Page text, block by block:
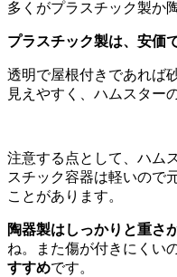
多くがプラスチック製か
プラスチック製は、安価
透明で屋根付きであれば
見えやすく、ハムスター
注意する点として、ハム
スチック容器は軽いので
ことがあります。
陶器製はしっかりと重さ
ね。また傷が付きにくい
すすめです。